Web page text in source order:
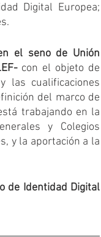
Digital Europea;
el seno de Unión
con el objeto de
las cualificaciones
del marco de
trabajando en la
y Colegios
y la aportación a la
de Identidad Digital